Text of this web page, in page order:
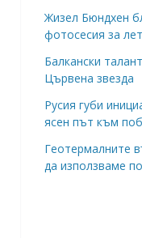
Жизел Бюндхен
фотосесия за
Балкански
Цървена звезда
Русия губи
ясен път към
Геотермалните
да използваме